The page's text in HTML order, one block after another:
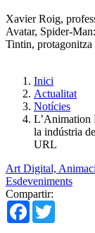
Xavier Roig,
Avatar, Spider-
Tintin,
Inici
Actualitat
Notícies
L’Animation
la indústria
URL
Art Digital,
Esdeveniments
Compartir:
Facebook